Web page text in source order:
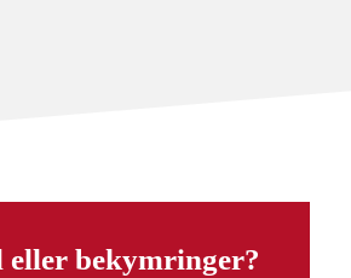
eller bekymringer?